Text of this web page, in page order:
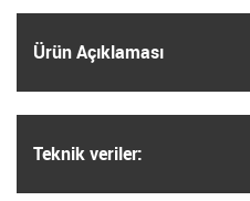
Ürün Açıklaması
Teknik veriler: